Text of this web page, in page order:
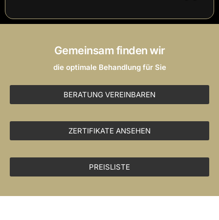
Gemeinsam finden wir
die optimale Behandlung für Sie
BERATUNG VEREINBAREN
ZERTIFIKATE ANSEHEN
PREISLISTE